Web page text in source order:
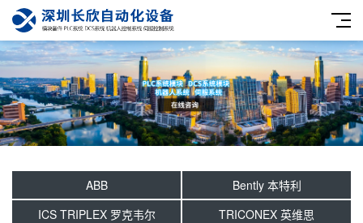
ABB
Bently 本特利
ICS TRIPLEX 罗克韦尔
TRICONEX 英维思